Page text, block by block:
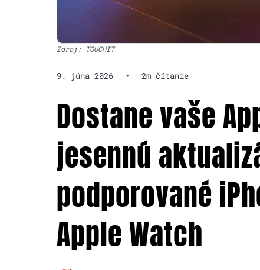
Zdroj: TOUCHIT
9. júna 2026 • 2m čítanie
Dostane vaše
jesennú
podporované
Apple Watch